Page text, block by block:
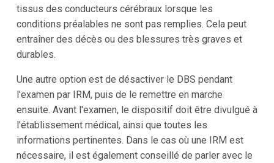
tissus des conducteurs cérébraux lorsque les
conditions préalables ne sont pas remplies. Cela peut
entraîner des décès ou des blessures très graves et
durables.
Une autre option est de désactiver le DBS pendant
l'examen par IRM, puis de le remettre en marche
ensuite. Avant l'examen, le dispositif doit être divulgué à
l'établissement médical, ainsi que toutes les
informations pertinentes. Dans le cas où une IRM est
nécessaire, il est également conseillé de parler avec le